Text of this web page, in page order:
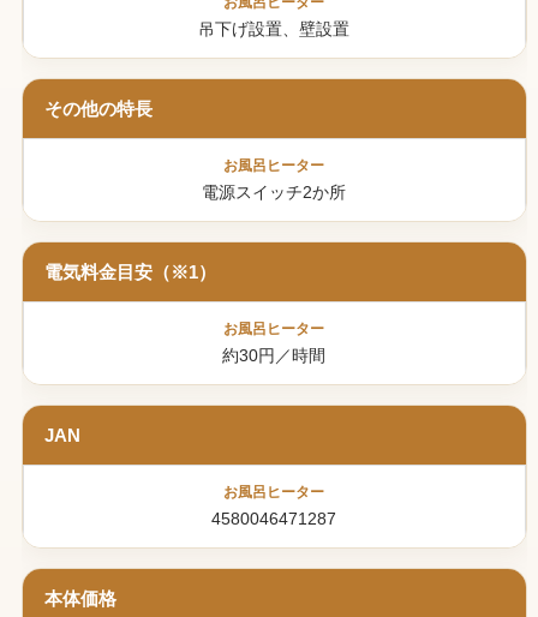
吊下げ設置、壁設置
その他の特長
電源スイッチ2か所
電気料金目安（※1）
約30円／時間
JAN
4580046471287
本体価格